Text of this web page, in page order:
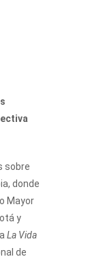
sobre
donde
Mayor
y
La Vida
de